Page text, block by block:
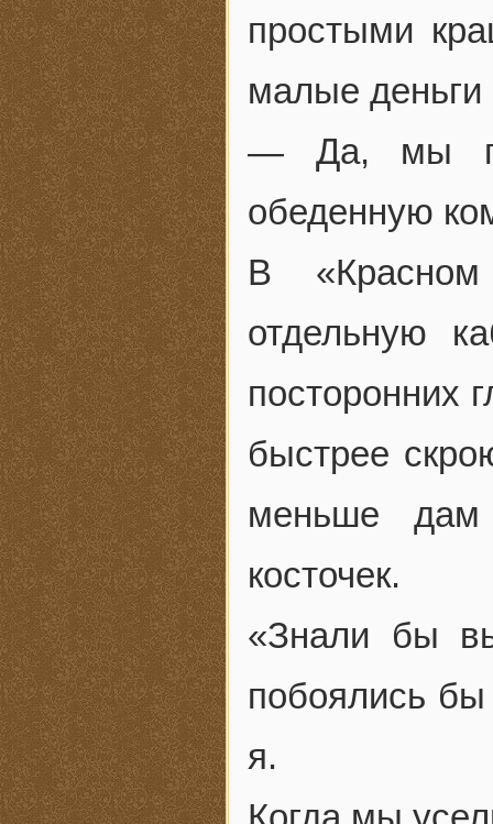
простыми
малые
— Да, мы
обеденную
В
отдельную
посторонних
быстрее
меньше дам
косточек.
«Знали бы
побоялись
я.